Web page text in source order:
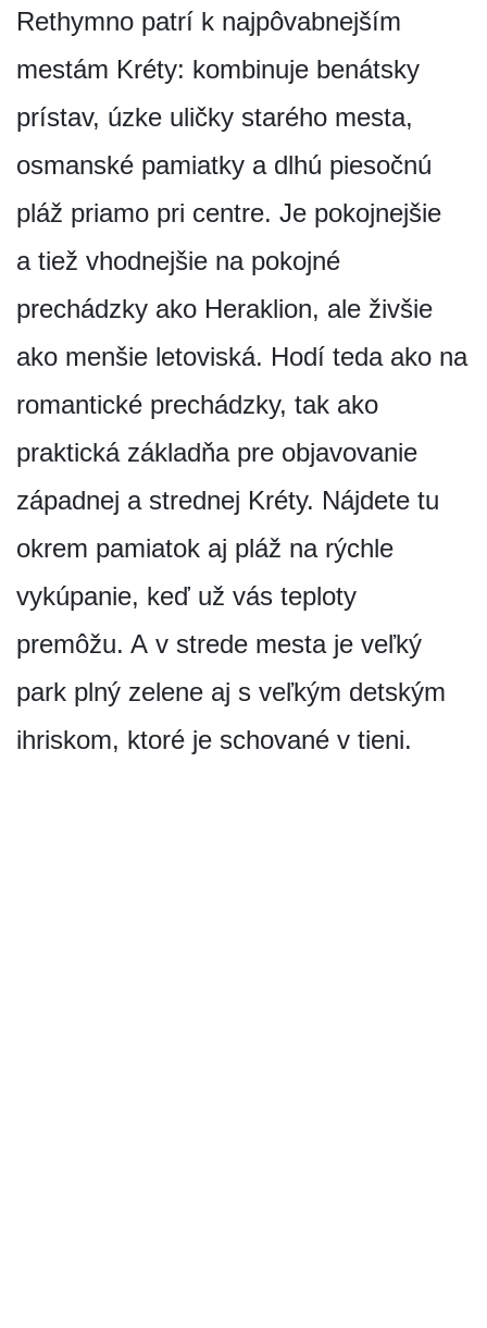
Rethymno patrí k najpôvabnejším
mestám Kréty: kombinuje benátsky
prístav, úzke uličky starého mesta,
osmanské pamiatky a dlhú piesočnú
pláž priamo pri centre. Je pokojnejšie
a tiež vhodnejšie na pokojné
prechádzky ako Heraklion, ale živšie
ako menšie letoviská. Hodí teda ako na
romantické prechádzky, tak ako
praktická základňa pre objavovanie
západnej a strednej Kréty. Nájdete tu
okrem pamiatok aj pláž na rýchle
vykúpanie, keď už vás teploty
premôžu. A v strede mesta je veľký
park plný zelene aj s veľkým detským
ihriskom, ktoré je schované v tieni.